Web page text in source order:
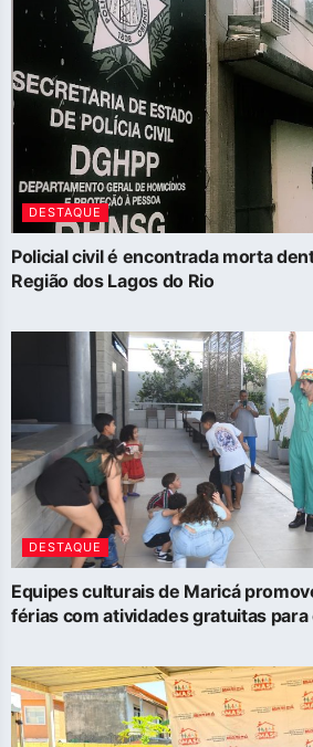
DESTAQUE
Policial civil é encontrada morta
Região dos Lagos do Rio
DESTAQUE
Equipes culturais de Maricá
férias com atividades gratuitas